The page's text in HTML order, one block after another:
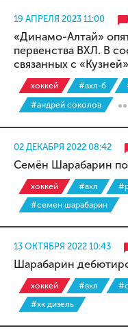
19 АПРЕЛЯ 2023 11:00
«Динамо-Алтай»
первенства ВХЛ. В
связанных с «Кузней»
хоккей #вхл-б
#андрей соколов
02 ДЕКАБРЯ 2022 08:42
Семён Шарабарин
хоккей #вхл
#семен шарабарин
13 ОКТЯБРЯ 2022 10:43
Шарабарин
хоккей #вхл
#хк дизель